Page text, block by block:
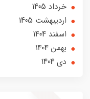
خرداد 1405
ارديبهشت 1405
اسفند 1404
بهمن 1404
دی 1404